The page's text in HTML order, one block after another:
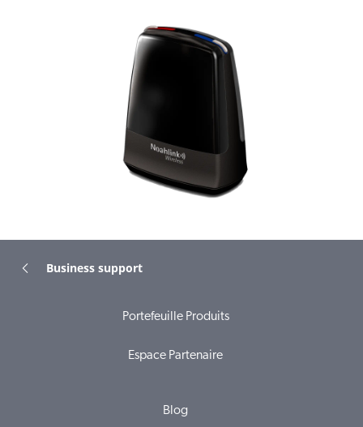
Business support
Portefeuille Produits
Espace Partenaire
Blog